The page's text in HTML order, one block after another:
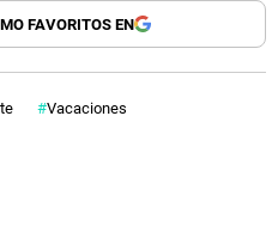
FAVORITOS EN
Vacaciones